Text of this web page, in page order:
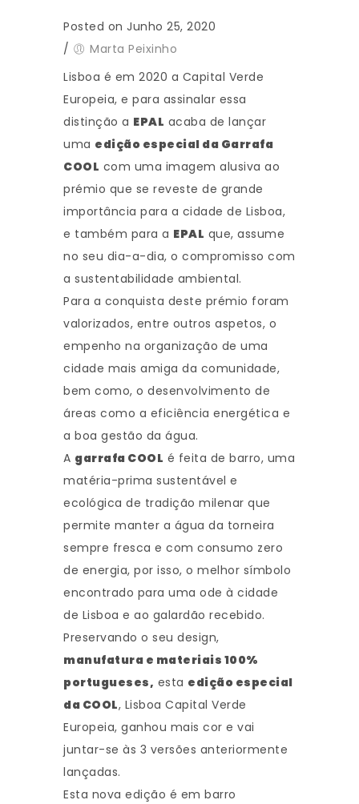
Posted on Junho 25, 2020
/
Marta Peixinho
Lisboa é em 2020 a Capital Verde
Europeia, e para assinalar essa
distinção a EPAL acaba de lançar
uma edição especial da Garrafa
COOL com uma imagem alusiva ao
prémio que se reveste de grande
importância para a cidade de Lisboa,
e também para a EPAL que, assume
no seu dia-a-dia, o compromisso com
a sustentabilidade ambiental.
Para a conquista deste prémio foram
valorizados, entre outros aspetos, o
empenho na organização de uma
cidade mais amiga da comunidade,
bem como, o desenvolvimento de
áreas como a eficiência energética e
a boa gestão da água.
A garrafa COOL é feita de barro, uma
matéria-prima sustentável e
ecológica de tradição milenar que
permite manter a água da torneira
sempre fresca e com consumo zero
de energia, por isso, o melhor símbolo
encontrado para uma ode à cidade
de Lisboa e ao galardão recebido.
Preservando o seu design,
manufatura e materiais 100%
portugueses, esta edição especial
da COOL, Lisboa Capital Verde
Europeia, ganhou mais cor e vai
juntar-se às 3 versões anteriormente
lançadas.
Esta nova edição é em barro